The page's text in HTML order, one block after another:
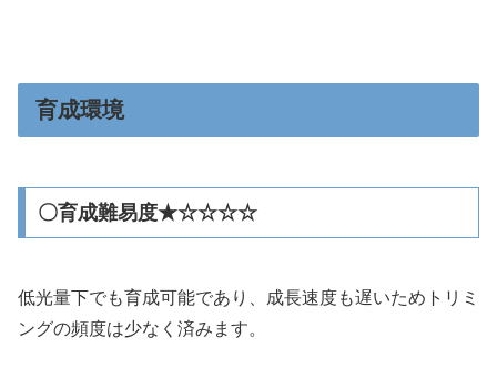
育成環境
〇育成難易度★☆☆☆☆
低光量下でも育成可能であり、成長速度も遅いためトリミ
ングの頻度は少なく済みます。